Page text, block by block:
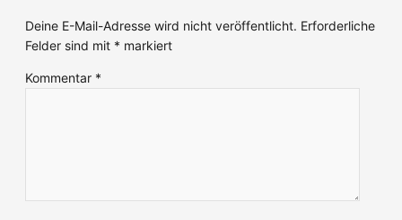
Deine E-Mail-Adresse wird nicht veröffentlicht. Erforderliche
Felder sind mit * markiert
Kommentar *